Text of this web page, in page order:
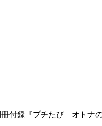
付録『プチたび オトナの